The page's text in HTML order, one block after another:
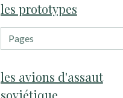
les prototypes
les avions d'assaut